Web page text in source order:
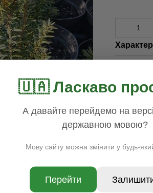
Наличие
Доставка
🇺🇦 Ласкаво
А давайте перейдемо на
державною мовою?
Мову сайту можна змінити у будь-
Перейти